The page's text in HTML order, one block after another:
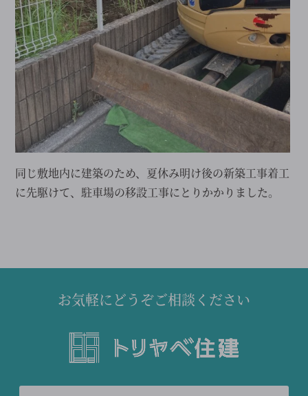
同じ敷地内に建築のため、夏休み明け後の新築工事着工
に先駆けて、駐車場の移設工事にとりかかりました。
お気軽にどうぞご相談ください